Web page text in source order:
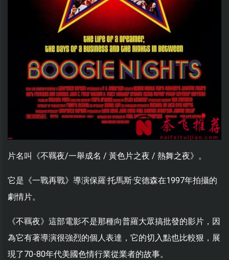
片名叫《不羈夜/一舉成名 / 黃色片之夜 / 熱舞之夜》。
它是《一戰再戰》導演保羅·托馬斯·安德森在1997年拍攝的
劇情片。
《不羈夜》這部電影不是那種向普羅大眾搞批發的影片，因
為它有著導演很強烈的個人表達，它的切入點也比較狠，展
現了70-80年代美國色情行業從業者的故事。